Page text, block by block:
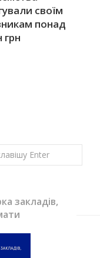
своїм
понад
грн
закладів,